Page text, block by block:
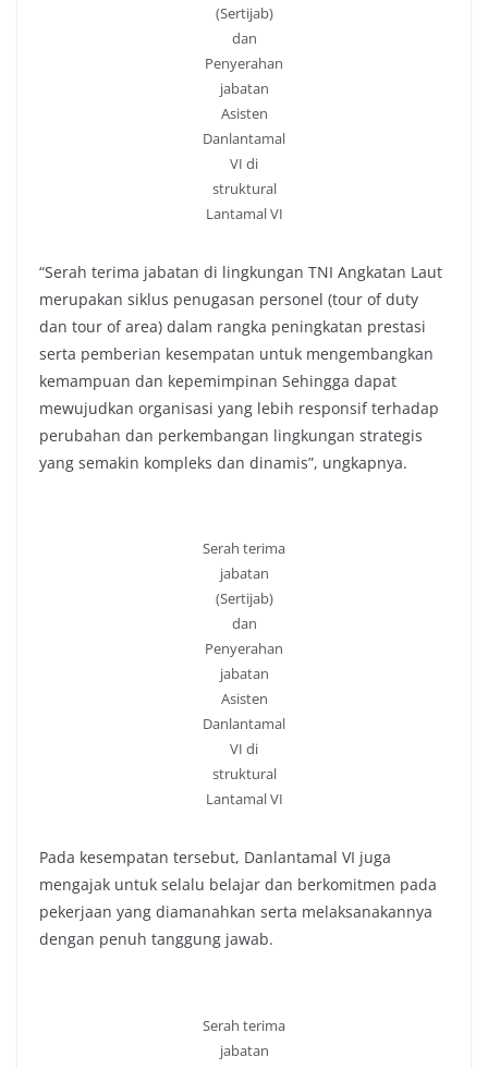
(Sertijab)
dan
Penyerahan
jabatan
Asisten
Danlantamal
VI di
struktural
Lantamal VI
“Serah terima jabatan di lingkungan TNI Angkatan Laut
merupakan siklus penugasan personel (tour of duty
dan tour of area) dalam rangka peningkatan prestasi
serta pemberian kesempatan untuk mengembangkan
kemampuan dan kepemimpinan Sehingga dapat
mewujudkan organisasi yang lebih responsif terhadap
perubahan dan perkembangan lingkungan strategis
yang semakin kompleks dan dinamis”, ungkapnya.
Serah terima
jabatan
(Sertijab)
dan
Penyerahan
jabatan
Asisten
Danlantamal
VI di
struktural
Lantamal VI
Pada kesempatan tersebut, Danlantamal VI juga
mengajak untuk selalu belajar dan berkomitmen pada
pekerjaan yang diamanahkan serta melaksanakannya
dengan penuh tanggung jawab.
Serah terima
jabatan